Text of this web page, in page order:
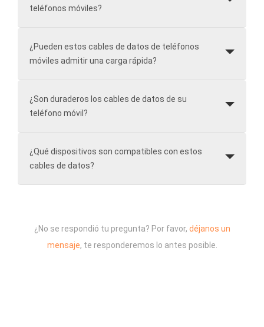
teléfonos móviles?
¿Pueden estos cables de datos de teléfonos
móviles admitir una carga rápida?
¿Son duraderos los cables de datos de su
teléfono móvil?
¿Qué dispositivos son compatibles con estos
cables de datos?
¿No se respondió tu pregunta? Por favor, déjanos un
mensaje, te responderemos lo antes posible.